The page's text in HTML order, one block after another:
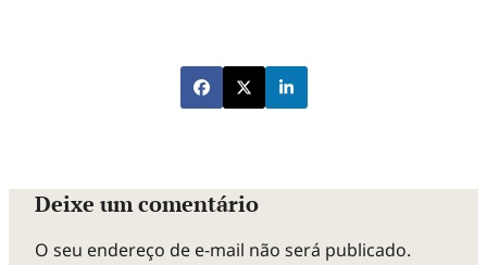
Deixe um comentário
O seu endereço de e-mail não será publicado.